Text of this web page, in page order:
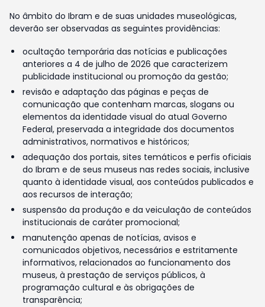
No âmbito do Ibram e de suas unidades museológicas,
deverão ser observadas as seguintes providências:
ocultação temporária das notícias e publicações
anteriores a 4 de julho de 2026 que caracterizem
publicidade institucional ou promoção da gestão;
revisão e adaptação das páginas e peças de
comunicação que contenham marcas, slogans ou
elementos da identidade visual do atual Governo
Federal, preservada a integridade dos documentos
administrativos, normativos e históricos;
adequação dos portais, sites temáticos e perfis oficiais
do Ibram e de seus museus nas redes sociais, inclusive
quanto à identidade visual, aos conteúdos publicados e
aos recursos de interação;
suspensão da produção e da veiculação de conteúdos
institucionais de caráter promocional;
manutenção apenas de notícias, avisos e
comunicados objetivos, necessários e estritamente
informativos, relacionados ao funcionamento dos
museus, à prestação de serviços públicos, à
programação cultural e às obrigações de
transparência;